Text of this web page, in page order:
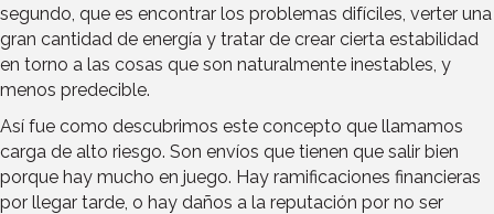
segundo, que es encontrar los problemas difíciles, verter una
gran cantidad de energía y tratar de crear cierta estabilidad
en torno a las cosas que son naturalmente inestables, y
menos predecible.
Así fue como descubrimos este concepto que llamamos
carga de alto riesgo. Son envíos que tienen que salir bien
porque hay mucho en juego. Hay ramificaciones financieras
por llegar tarde, o hay daños a la reputación por no ser